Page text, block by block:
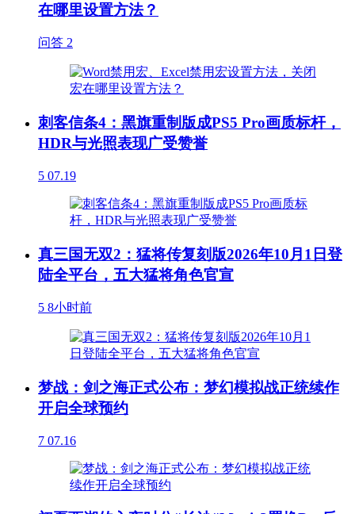
在哪里设置方法？
问答 2
刺客信条4：黑旗重制版成PS5 Pro画质标杆，
HDR与光照表现广受赞誉
5 07.19
真三国无双2：猛将传复刻版2026年10月1日登
陆全平台，五大猛将角色官宣
5 8小时前
梦战：剑之海正式公布：梦幻模拟战正统续作
开启全球预约
7 07.16